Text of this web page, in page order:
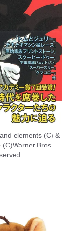
elements (C) &
Bros.